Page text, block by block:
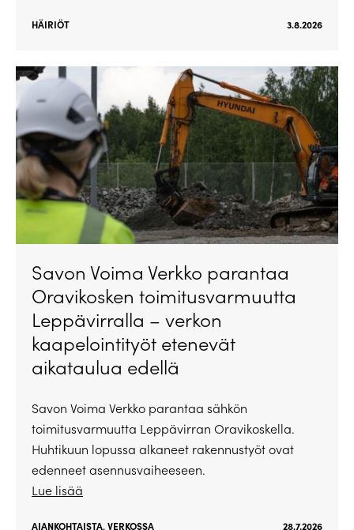
HÄIRIÖT 3.8.2026
Savon Voima Verkko parantaa
Oravikosken toimitusvarmuutta
Leppävirralla – verkon
kaapelointityöt etenevät
aikataulua edellä
Savon Voima Verkko parantaa sähkön
toimitusvarmuutta Leppävirran Oravikoskella.
Huhtikuun lopussa alkaneet rakennustyöt ovat
edenneet asennusvaiheeseen.
Lue lisää
AJANKOHTAISTA,VERKOSSA 28.7.2026